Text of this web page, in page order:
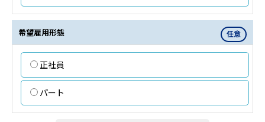
希望雇用形態 任意
正社員
パート